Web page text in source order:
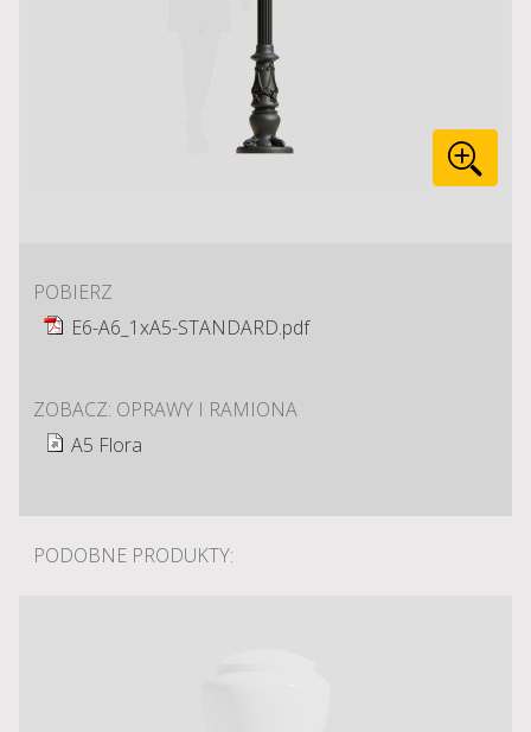
POBIERZ
E6-A6_1xA5-STANDARD.pdf
ZOBACZ: OPRAWY I RAMIONA
A5 Flora
PODOBNE PRODUKTY: